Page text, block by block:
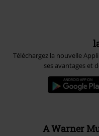
Téléchargez la nouvelle
ses avantages et
A Warner